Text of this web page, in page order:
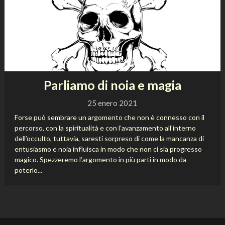
Parliamo di noia e magia
25 enero 2021
Forse può sembrare un argomento che non è connesso con il
percorso, con la spiritualità e con l’avanzamento all’interno
dell’occulto, tuttavia, saresti sorpreso di come la mancanza di
entusiasmo e noia influisca in modo che non ci sia progresso
magico. Spezzeremo l’argomento in più parti in modo da
poterlo...